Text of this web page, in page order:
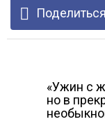
«Ужин с
но в